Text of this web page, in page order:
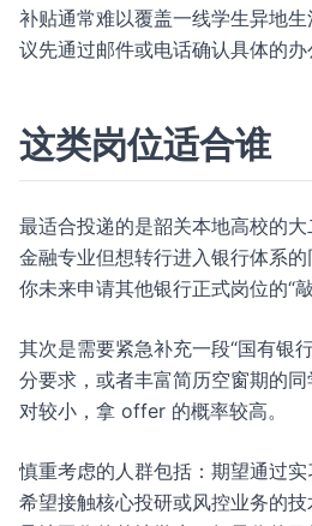
补贴通常难以覆盖一线学生异地
议先通过邮件或电话确认具体的办
这类岗位适合谁
最适合投递的是韶关本地高校的
金融专业但想转行进入银行体系
你未来申请其他银行正式岗位的“敲
其次是需要紧急补充一段“国有银
分要求，或者丰富简历空窗期的
对较小，拿 offer 的概率较高。
慎重考虑的人群包括：期望通过实
希望接触核心投研或风控业务的